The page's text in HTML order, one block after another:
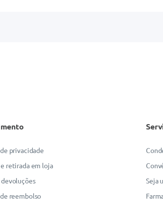
privacidade
retirada em loja
devoluções
reembolso
Seja